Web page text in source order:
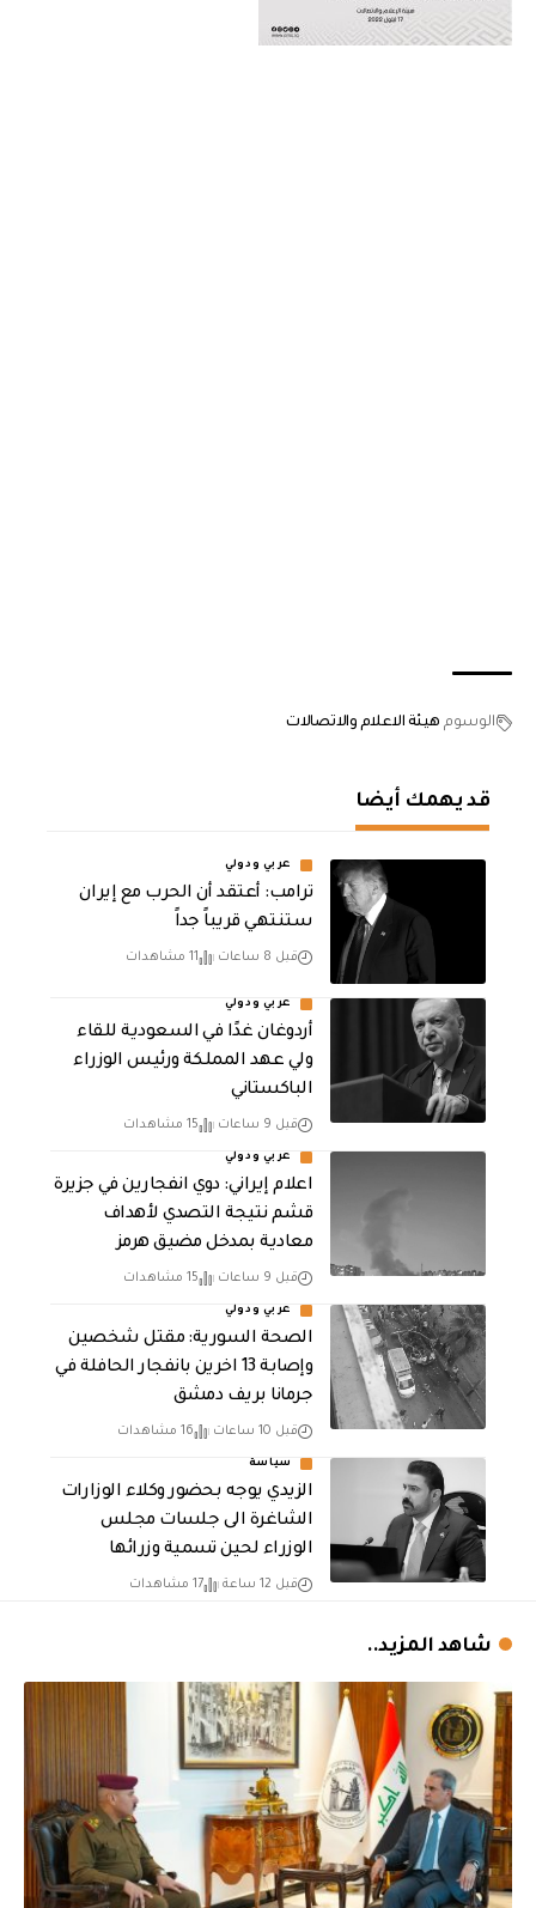
الوسوم هيئة الاعلام والاتصالات
قد يهمك أيضا
عربي ودولي
‏ترامب: أعتقد أن الحرب مع إيران
ستنتهي قريباً جداً
قبل 8 ساعات 11 مشاهدات
عربي ودولي
أردوغان غدًا في السعودية للقاء
ولي عهد المملكة ورئيس الوزراء
الباكستاني
قبل 9 ساعات 15 مشاهدات
عربي ودولي
اعلام إيراني: دوي انفجارين في جزيرة
قشم نتيجة التصدي لأهداف
معادية بمدخل مضيق هرمز
قبل 9 ساعات 15 مشاهدات
عربي ودولي
الصحة السورية: مقتل شخصين
وإصابة 13 اخرين بانفجار الحافلة في
جرمانا بريف دمشق
قبل 10 ساعات 16 مشاهدات
سياسة
الزيدي يوجه بحضور وكلاء الوزارات
الشاغرة الى جلسات مجلس
الوزراء لحين تسمية وزرائها
قبل 12 ساعة 17 مشاهدات
شاهد المزيد..